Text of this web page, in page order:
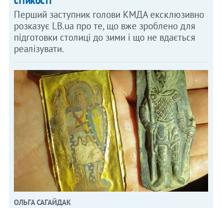
Перший заступник голови КМДА ексклюзивно
розказує LB.ua про те, що вже зроблено для
підготовки столиці до зими і що не вдається
реалізувати.
ОЛЬГА САГАЙДАК